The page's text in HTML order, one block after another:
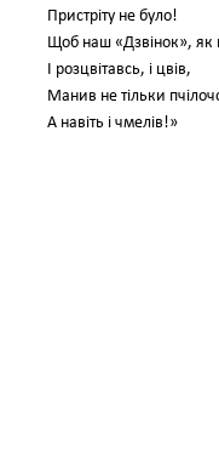
Пристріту не було!
Щоб наш «Дзвінок», як
І розцвітавсь, і цвів,
Манив не тільки
А навіть і чмелів!»